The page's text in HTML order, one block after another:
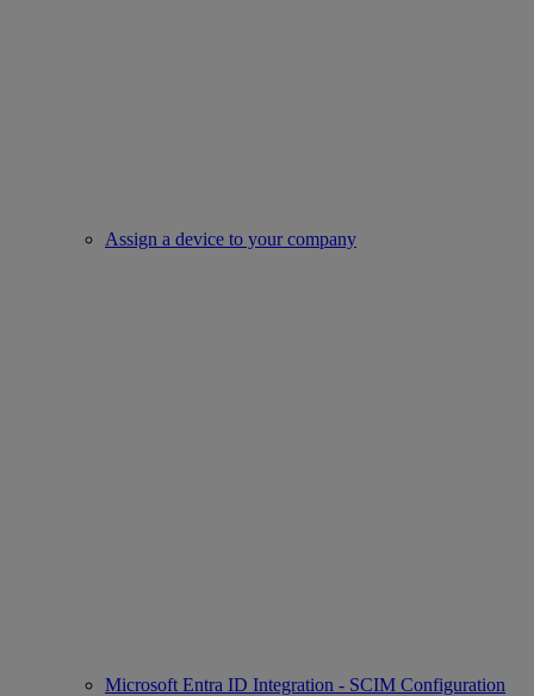
Assign a device to your company
Microsoft Entra ID Integration - SCIM Configuration